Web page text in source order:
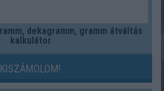
dekagramm, gramm átváltás
kalkulátor
KISZÁMOLOM!